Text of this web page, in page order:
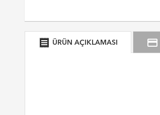
receipt ÜRÜN AÇIKLAMASI credit_card